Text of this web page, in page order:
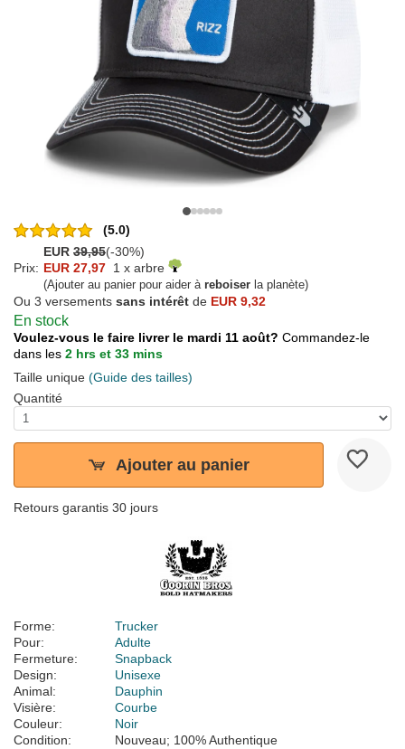
(5.0)
EUR 39,95(-30%)
Prix: EUR 27,97 1 x arbre
(Ajouter au panier pour aider à reboiser la planète)
Ou 3 versements sans intérêt de EUR 9,32
En stock
Voulez-vous le faire livrer le mardi 11 août? Commandez-le
dans les 2 hrs et 33 mins
Taille unique (Guide des tailles)
Quantité
Ajouter au panier
Retours garantis 30 jours
Forme:
Trucker
Pour:
Adulte
Fermeture:
Snapback
Design:
Unisexe
Animal:
Dauphin
Visière:
Courbe
Couleur:
Noir
Condition:
Nouveau; 100% Authentique